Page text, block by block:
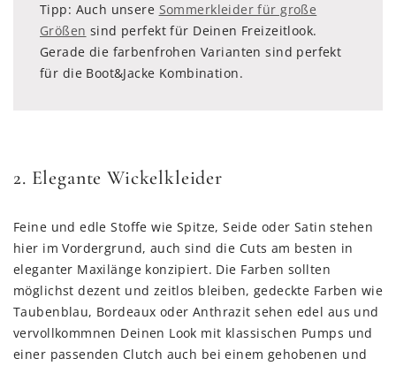
Tipp: Auch unsere Sommerkleider für große
Größen sind perfekt für Deinen Freizeitlook.
Gerade die farbenfrohen Varianten sind perfekt
für die Boot&Jacke Kombination.
2. Elegante Wickelkleider
Feine und edle Stoffe wie Spitze, Seide oder Satin stehen
hier im Vordergrund, auch sind die Cuts am besten in
eleganter Maxilänge konzipiert. Die Farben sollten
möglichst dezent und zeitlos bleiben, gedeckte Farben wie
Taubenblau, Bordeaux oder Anthrazit sehen edel aus und
vervollkommnen Deinen Look mit klassischen Pumps und
einer passenden Clutch auch bei einem gehobenen und